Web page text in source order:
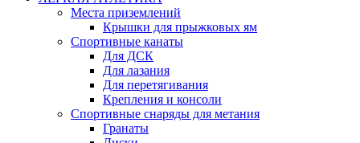
Места приземлений
Крышки для прыжковых ям
Спортивные канаты
Для ДСК
Для лазания
Для перетягивания
Крепления и консоли
Спортивные снаряды для метания
Гранаты